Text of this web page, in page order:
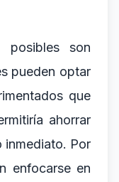
posibles son
pueden optar
que
ahorrar
inmediato. Por
enfocarse en